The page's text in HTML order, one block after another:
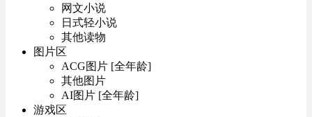
网文小说
日式轻小说
其他读物
图片区
ACG图片 [全年龄]
其他图片
AI图片 [全年龄]
游戏区